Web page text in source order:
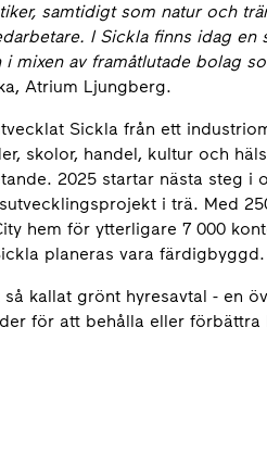
samtidigt som natur och
I Sickla finns idag
mixen av framåtlutade bolag
Atrium Ljungberg.
Sickla från ett
skolor, handel, kultur och
2025 startar nästa steg i
i trä. Med
hem för ytterligare 7 000
planeras vara färdigbyggd.
kallat grönt hyresavtal - en
för att behålla eller